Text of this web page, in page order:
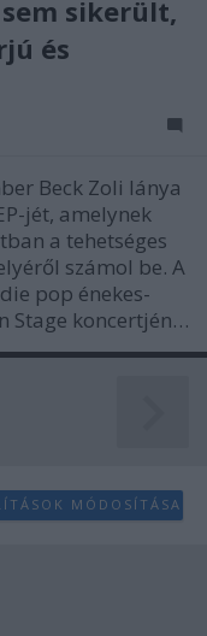
sikerült,
és
Beck Zoli lánya
jét, amelynek
a tehetséges
számol be. A
pop énekes-
Stage koncertjén…
MÓDOSÍTÁSA